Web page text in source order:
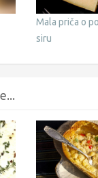
Mala priča o
siru